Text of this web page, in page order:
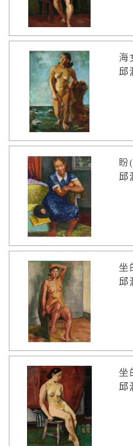
海
邱
盼
邱
坐
邱
坐
邱